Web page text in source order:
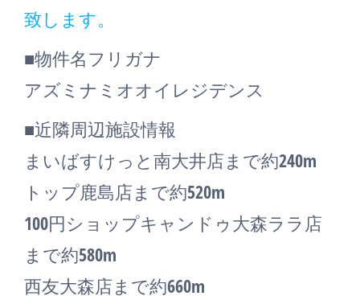
致します。
■物件名フリガナ
アズミナミオオイレジデンス
■近隣周辺施設情報
まいばすけっと南大井店まで約240m
トップ鹿島店まで約520m
100円ショップキャンドゥ大森ララ店
まで約580m
西友大森店まで約660m